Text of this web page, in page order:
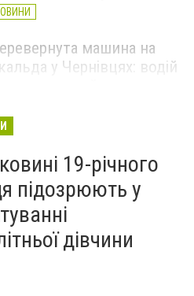
машина на
у Чернівцях: водій
новий
температурний
19-річного
підозрюють у
дівчини